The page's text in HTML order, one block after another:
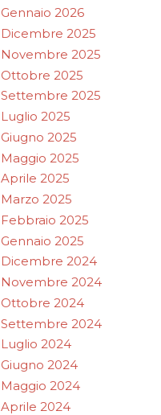
Gennaio 2026
Dicembre 2025
Novembre 2025
Ottobre 2025
Settembre 2025
Luglio 2025
Giugno 2025
Maggio 2025
Aprile 2025
Marzo 2025
Febbraio 2025
Gennaio 2025
Dicembre 2024
Novembre 2024
Ottobre 2024
Settembre 2024
Luglio 2024
Giugno 2024
Maggio 2024
Aprile 2024